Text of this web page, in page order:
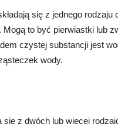
się z jednego rodzaju
Mogą to być pierwiastki lub
czystej substancji jest
wody.
się z dwóch lub więcej